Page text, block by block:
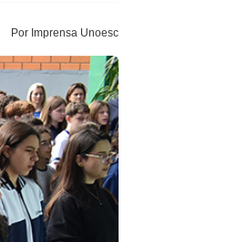
Por Imprensa Unoesc